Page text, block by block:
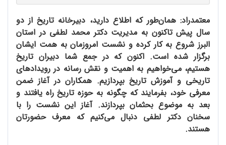
معتمدراد: همان‌طور که اطلاع دارید، دبیرخانه تاریخ از دو
سال پیش تاکنون به مدیریت دکتر محمد لطفی در استان
البرز شروع به کار کرده و نشست امروزمان به همت ایشان
برگزار شده است. اکنون که در جمع شما دبیران تاریخ
هستیم، می‌خواهیم به اهمیت و نقش رسانه در رویدادهای
تاریخی و آموزش تاریخ بپردازیم. همکاران در آغاز ضمن
معرفی خود، بفرمایند که چگونه به حوزه تاریخ راه یافتند و
بعد به موضوع بحثمان بپردازند. آغاز این نشست را با
سخنان دکتر لطفی دنبال می‌کنیم که معرف حضورتان
هستند.